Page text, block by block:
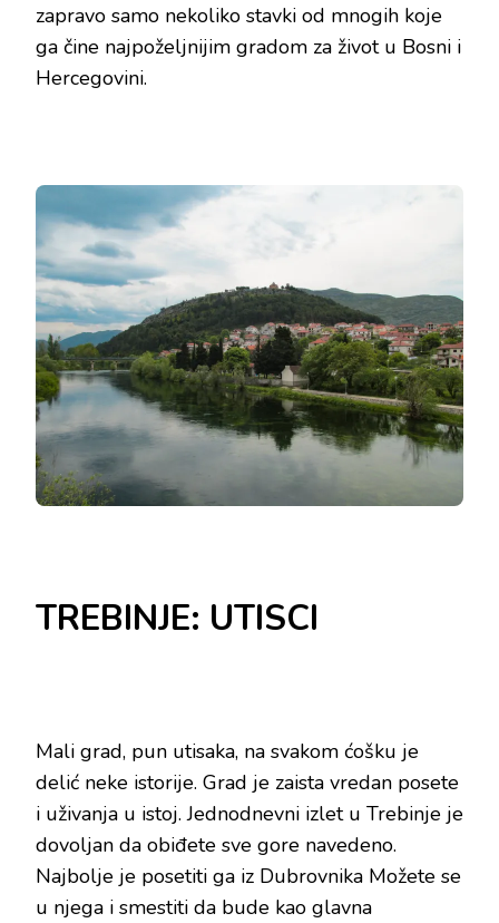
zapravo samo nekoliko stavki od mnogih koje
ga čine najpoželjnijim gradom za život u Bosni i
Hercegovini.
TREBINJE: UTISCI
Mali grad, pun utisaka, na svakom ćošku je
delić neke istorije. Grad je zaista vredan posete
i uživanja u istoj. Jednodnevni izlet u Trebinje je
dovoljan da obiđete sve gore navedeno.
Najbolje je posetiti ga iz Dubrovnika Možete se
u njega i smestiti da bude kao glavna